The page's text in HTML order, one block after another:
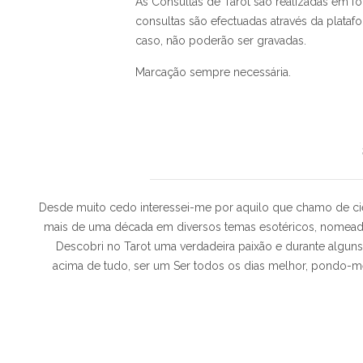
consultas são efectuadas através da
caso, não poderão ser gravadas.
Marcação sempre necessária.
Desde muito cedo interessei-me por aquilo que chamo de
mais de uma década em diversos temas esotéricos,
Descobri no Tarot uma verdadeira paixão e durante
acima de tudo, ser um Ser todos os dias melhor, pondo-